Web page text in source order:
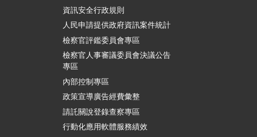
資訊安全行政規則
人民申請提供政府資訊案件統計
檢察官評鑑委員會專區
檢察官人事審議委員會決議公告
專區
內部控制專區
政策宣導廣告經費彙整
請託關說登錄查察專區
行動化應用軟體服務績效